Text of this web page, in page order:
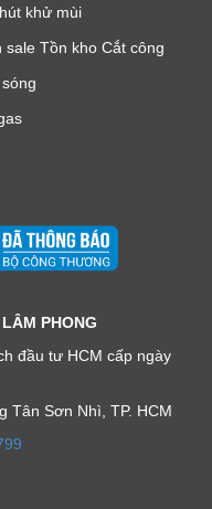
khử mùi
sale Tồn kho Cắt công
PHONG
đầu tư HCM cấp ngày
Tân Sơn Nhì, TP. HCM